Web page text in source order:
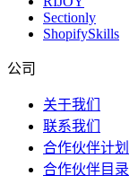
Sectionly
ShopifySkills
公司
关于我们
联系我们
合作伙伴计划
合作伙伴目录